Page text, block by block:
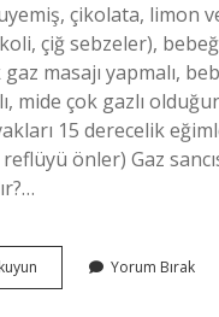
çikolata, limon
çiğ sebzeler),
masajı yapmalı,
mide çok gazlı
15 derecelik
önler) Gaz
Sancısı
Yorum Bırak